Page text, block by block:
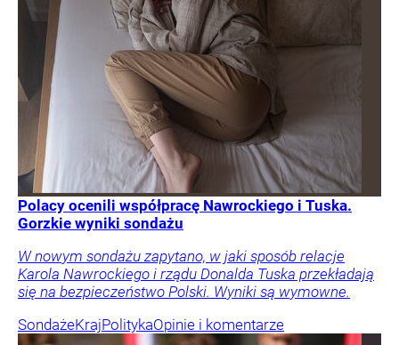
Polacy ocenili współpracę Nawrockiego i Tuska.
Gorzkie wyniki sondażu
W nowym sondażu zapytano, w jaki sposób relacje
Karola Nawrockiego i rządu Donalda Tuska przekładają
się na bezpieczeństwo Polski. Wyniki są wymowne.
SondażeKrajPolitykaOpinie i komentarze